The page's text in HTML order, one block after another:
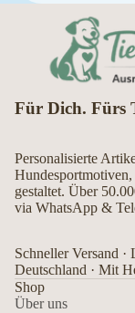
Für Dich. Fürs
Personalisierte
gestaltet. Über
via WhatsApp &
Schneller Versand
Deutschland · Mit
Shop
Über uns